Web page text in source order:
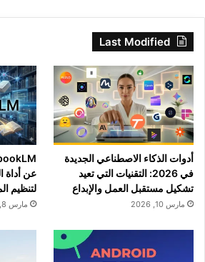
Last Modified
أدوات الذكاء الاصطناعي الجديدة
في 2026: التقنيات التي تعيد
تشكيل مستقبل العمل والإبداع
مارس 10, 2026
عن أداة
لتنظيم
مارس 8, 2026